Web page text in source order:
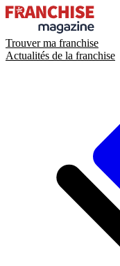
Trouver ma franchise
Actualités de la franchise